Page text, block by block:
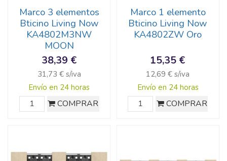
Marco 3 elementos
Bticino Living Now
KA4802M3NW
MOON
38,39 €
31,73 € s/iva
Envío en 24 horas
COMPRAR
Marco 1 elemento
Bticino Living Now
KA4802ZW Oro
15,35 €
12,69 € s/iva
Envío en 24 horas
COMPRAR